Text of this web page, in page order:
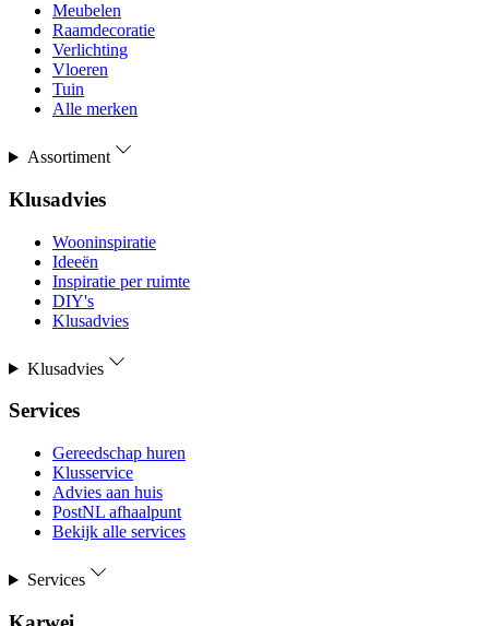
Meubelen
Raamdecoratie
Verlichting
Vloeren
Tuin
Alle merken
Assortiment
Klusadvies
Wooninspiratie
Ideeën
Inspiratie per ruimte
DIY's
Klusadvies
Klusadvies
Services
Gereedschap huren
Klusservice
Advies aan huis
PostNL afhaalpunt
Bekijk alle services
Services